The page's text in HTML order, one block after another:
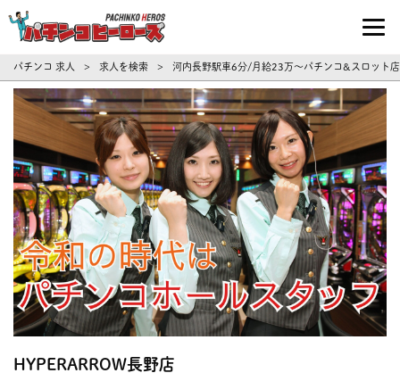
パチンコ求人・転職ならパチンコヒーロ
パチンコ 求人 > 求人を検索 > 河内長野駅車6分/月給23万～パチンコ&スロット
HYPERARROW長野店